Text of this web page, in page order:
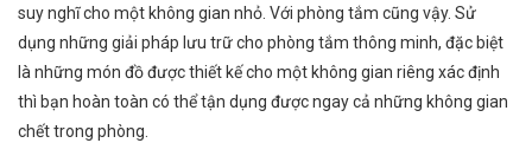
suy nghĩ cho một không gian nhỏ. Với phòng tắm cũng vậy. Sử
dụng những giải pháp lưu trữ cho phòng tắm thông minh, đặc biệt
là những món đồ được thiết kế cho một không gian riêng xác định
thì bạn hoàn toàn có thể tận dụng được ngay cả những không gian
chết trong phòng.